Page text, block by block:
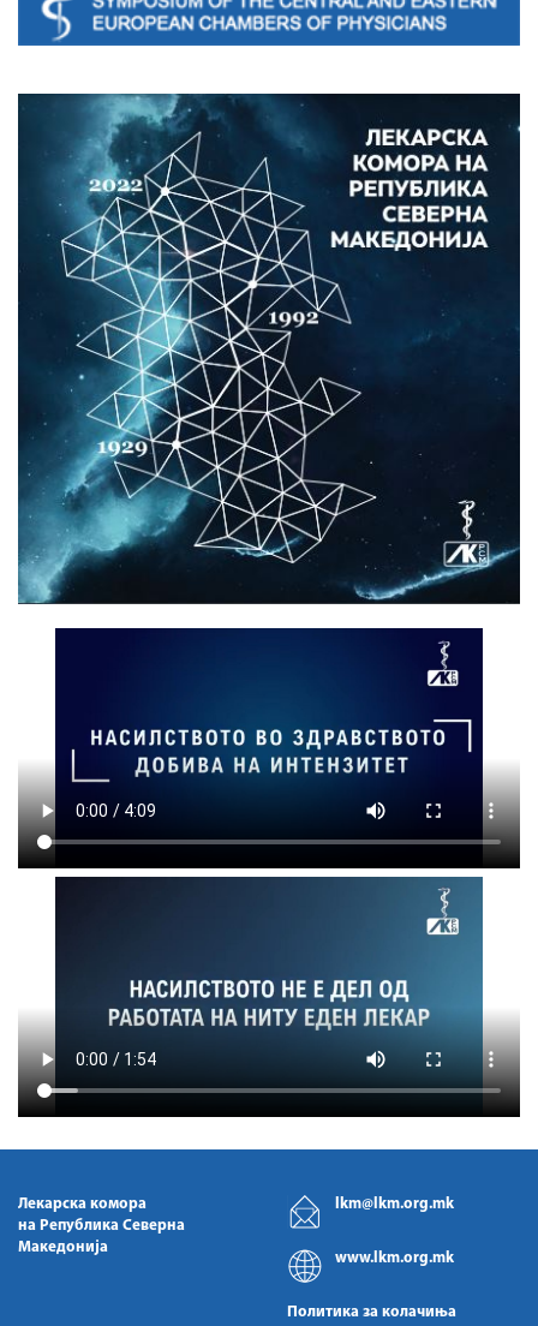
Лекарска комора
на Република Северна
Македонија
lkm@lkm.org.mk
www.lkm.org.mk
Политика за колачиња